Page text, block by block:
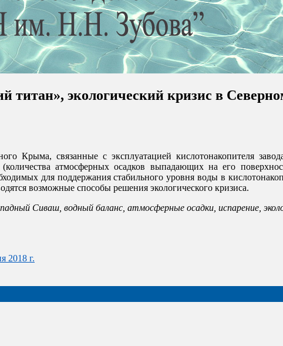
"ГОИН"
титан», экологический кризис в
Крыма, связанные с эксплуатацией кислотонакопителя
атмосферных осадков выпадающих на его
для поддержания стабильного уровня воды в
возможные способы решения экологического кризиса.
Сиваш, водный баланс, атмосферные осадки, испарение,
2018 г.